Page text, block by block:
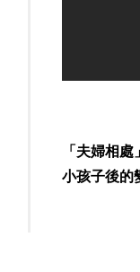
「夫婦相
小孩子後的